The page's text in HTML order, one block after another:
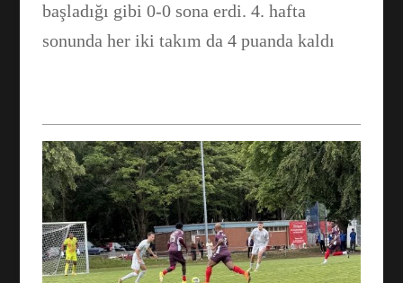
başladığı gibi 0-0 sona erdi. 4. hafta
sonunda her iki takım da 4 puanda kaldı